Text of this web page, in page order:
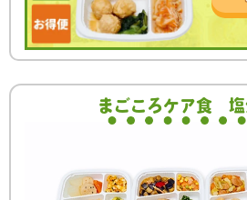
まごころケア食